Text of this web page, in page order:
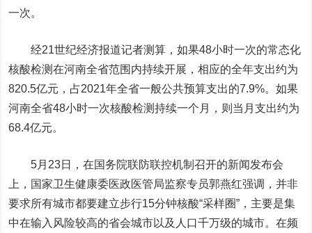
一次。
经21世纪经济报道记者测算，如果48小时一次的常态化
核酸检测在河南全省范围内持续开展，相应的全年支出约为
820.5亿元，占2021年全省一般公共预算支出的7.9%。如果
河南全省48小时一次核酸检测持续一个月，则当月支出约为
68.4亿元。
5月23日，在国务院联防联控机制召开的新闻发布会
上，国家卫生健康委医政医管局监察专员郭燕红强调，并非
要求所有城市都要建立步行15分钟核酸“采样圈”，主要是集
中在输入风险较高的省会城市以及人口千万级的城市。在频